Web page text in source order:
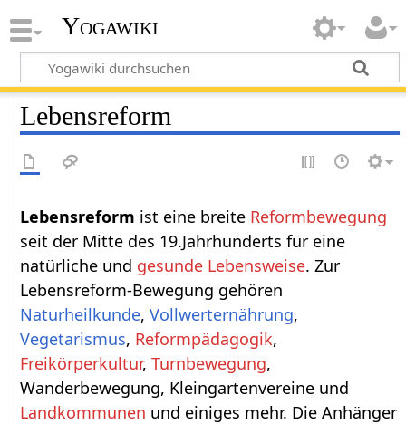
Yogawiki
Lebensreform
Lebensreform ist eine breite Reformbewegung
seit der Mitte des 19.Jahrhunderts für eine
natürliche und gesunde Lebensweise. Zur
Lebensreform-Bewegung gehören
Naturheilkunde,Vollwerternährung,
Vegetarismus, Reformpädagogik,
Freikörperkultur,Turnbewegung,
Wanderbewegung, Kleingartenvereine und
Landkommunen und einiges mehr. Die Anhänger